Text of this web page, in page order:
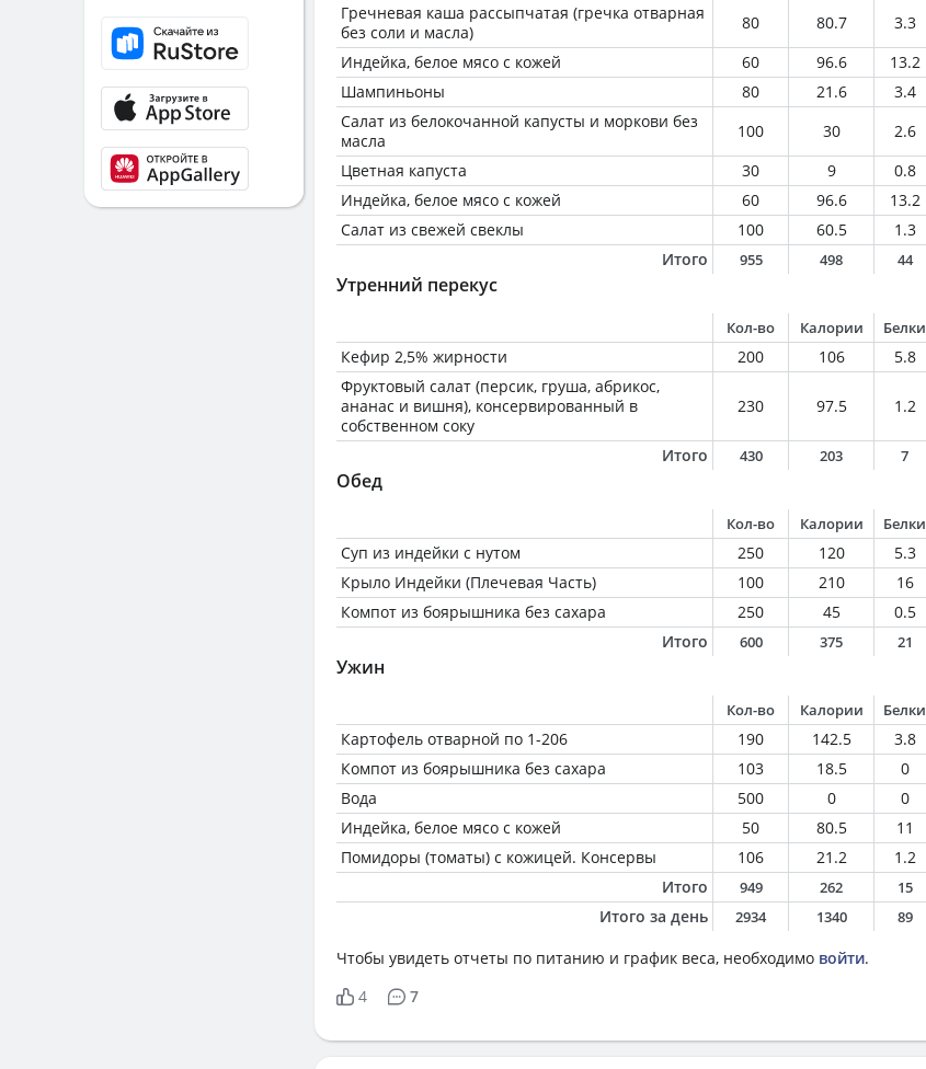
Гречневая каша рассыпчатая (гречка отварная
без соли и масла)
80 80.7 3.3
Индейка, белое мясо с кожей
60 96.6 13.2
Шампиньоны
80 21.6 3.4
Салат из белокочанной капусты и моркови без
масла
100 30 2.6
Цветная капуста
30 9 0.8
Индейка, белое мясо с кожей
60 96.6 13.2
Салат из свежей свеклы
100 60.5 1.3
Итого
955 498 44
Утренний перекус
Кол-во Калории Белки
Кефир 2,5% жирности 200 106 5.8
Фруктовый салат (персик, груша, абрикос,
ананас и вишня), консервированный в
собственном соку
230 97.5 1.2
Итого 430 203 7
Обед
Кол-во Калории Белки
Суп из индейки с нутом 250 120 5.3
Крыло Индейки (Плечевая Часть)
100 210 16
Компот из боярышника без сахара
250 45 0.5
Итого
600 375 21
Ужин
Кол-во Калории Белки
Картофель отварной по 1-206 190 142.5 3.8
Компот из боярышника без сахара
103 18.5 0
Вода
500 0 0
Индейка, белое мясо с кожей
50 80.5 11
Помидоры (томаты) с кожицей. Консервы
106 21.2 1.2
Итого
949 262 15
Итого за день 2934 1340 89
Чтобы увидеть отчеты по питанию и график веса, необходимо войти.
4
7